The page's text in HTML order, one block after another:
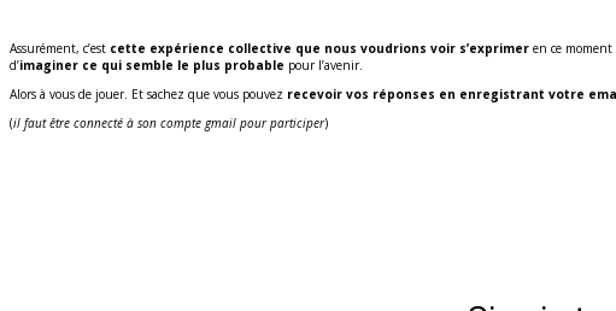
Assurément, c’est cette expérience collective que nous voudrions voir s’exprimer en ce moment
d’imaginer ce qui semble le plus probable pour l’avenir.
Alors à vous de jouer. Et sachez que vous pouvez recevoir vos réponses en enregistrant votre
(il faut être connecté à son compte gmail pour participer)